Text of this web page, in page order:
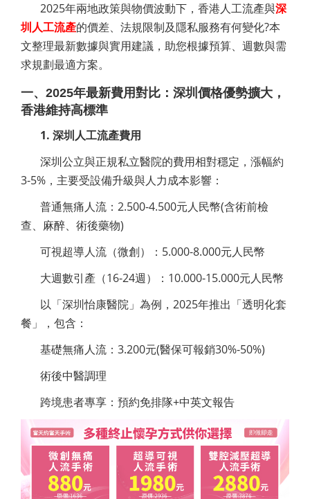
2025年兩地政策與物價波動下，香港人工流產與深
圳人工流產的價差、法規限制及隱私服務有何變化?本
文整理最新數據與實用建議，助您根據預算、週數與需
求規劃最適方案。
一、2025年最新費用對比：深圳價格優勢擴大，
香港維持高標準
1. 深圳人工流產費用
深圳公立與正規私立醫院的費用相對穩定，漲幅約
3-5%，主要受設備升級與人力成本影響：
普通無痛人流：2.500-4.500元人民幣(含術前檢
查、麻醉、術後藥物)
可視超導人流（微創）：5.000-8.000元人民幣
大週數引產（16-24週）：10.000-15.000元人民幣
以「深圳怡康醫院」為例，2025年推出「透明化套
餐」，包含：
基礎無痛人流：3.200元(醫保可報銷30%-50%)
術後中醫調理
跨境患者專享：預約免排隊+中英文報告